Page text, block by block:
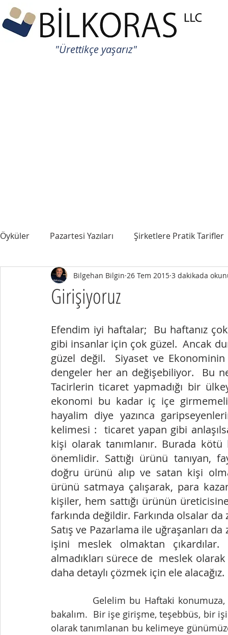
"Ürettikçe yaşarız"
Öyküler Pazartesi Yazıları Şirketlere Pratik Tarifler
Girişiyoruz
Bilgehan Bilgin 26 Tem 2015 3 dakikada
Efendim iyi haftalar;  Bu haftanız
gibi insanlar için çok güzel.  Ancak
güzel değil.  Siyaset ve
dengeler her an değişebiliyor.  Bu
Tacirlerin ticaret yapmadığı bir
ekonomi bu kadar iç içe
hayalim diye yazınca
kelimesi :  ticaret yapan gibi
kişi olarak tanımlanır. Burada
önemlidir. Sattığı ürünü tanıyan,
doğru ürünü alıp ve satan kişi
ürünü satmaya çalışarak, para
kişiler, hem sattığı ürünün
farkında değildir. Farkında olsalar
Satış ve Pazarlama ile uğraşanları
işini meslek olmaktan
almadıkları sürece de  meslek
daha detaylı çözmek için ele alacağız.
bakalım.  Bir işe girişme, teşebbüs, bir
olarak tanımlanan bu kelimeye